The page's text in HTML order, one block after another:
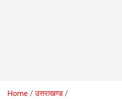
Home
उत्तराखण्ड